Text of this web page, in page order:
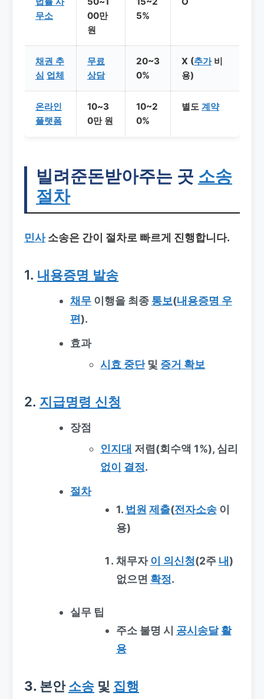
무소
00만
원
5%
채권 추
심 업체
무료
상담
20~3
0%
X (추가비
용)
온라인
플랫폼
10~3
0만 원
10~2
0%
별도 계약
빌려준돈받아주는 곳 소송
절차
민사소송은 간이 절차로 빠르게 진행합니다.
1. 내용증명 발송
채무이행을 최종 통보(내용증명 우
편).
효과
시효 중단및 증거 확보
2. 지급명령 신청
장점
인지대 저렴(회수액 1%), 심리
없이 결정.
절차
1. 법원 제출(전자소송이
용)
채무자이 의신청(2주 내)
없으면 확정.
실무 팁
주소 불명 시 공시송달 활
용
3. 본안소송 및 집행